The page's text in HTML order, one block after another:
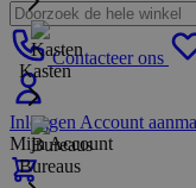
Contacteer ons
Inloggen Account
Mijn Account
Kasten
Bureaus